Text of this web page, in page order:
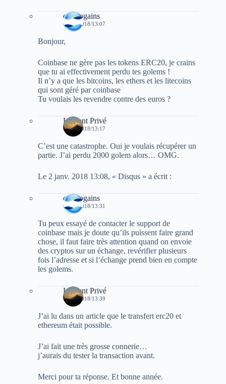
cryptogains
02/01/2018/13:07
Bonjour,
Coinbase ne gère pas les tokens ERC20, je crains
que tu ai effectivement perdu tes golems !
Il n’y a que les bitcoins, les ethers et les litecoins
qui sont géré par coinbase
Tu voulais les revendre contre des euros ?
Laurent Privé
02/01/2018/13:17
C’est une catastrophe. Oui je voulais récupérer un
partie. J’ai perdu 2000 golem alors… OMG.
Le 2 janv. 2018 13:08, « Disqus » a écrit :
cryptogains
02/01/2018/13:31
Tu peux essayé de contacter le support de
coinbase mais je doute qu’ils puissent faire grand
chose, il faut faire très attention quand on envoie
des cryptos sur un échange, revérifier plusieurs
fois l’adresse et si l’échange prend bien en compte
les golems.
Laurent Privé
02/01/2018/13:39
J’ai lu dans un article que le transfert erc20 et
ethereum était possible.
J’ai fait une très grosse connerie…
j’aurais du tester la transaction avant.
Merci pour ta réponse. Et bonne année.